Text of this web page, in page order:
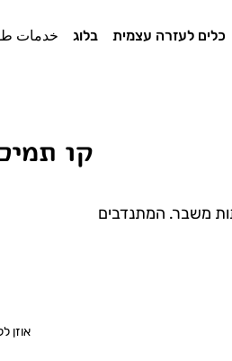
כלים לעזרה עצמית בלוג خدمات
קו
משבר. המתנדבים
אוזן